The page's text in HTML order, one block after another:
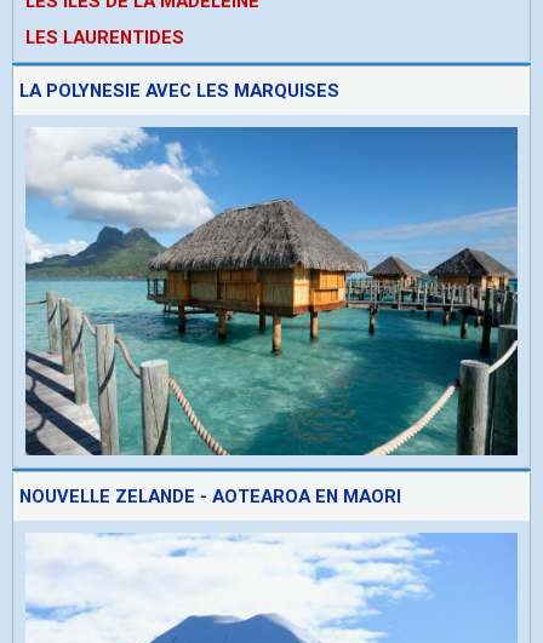
LES LAURENTIDES
LA POLYNESIE AVEC LES MARQUISES
NOUVELLE ZELANDE - AOTEAROA EN MAORI